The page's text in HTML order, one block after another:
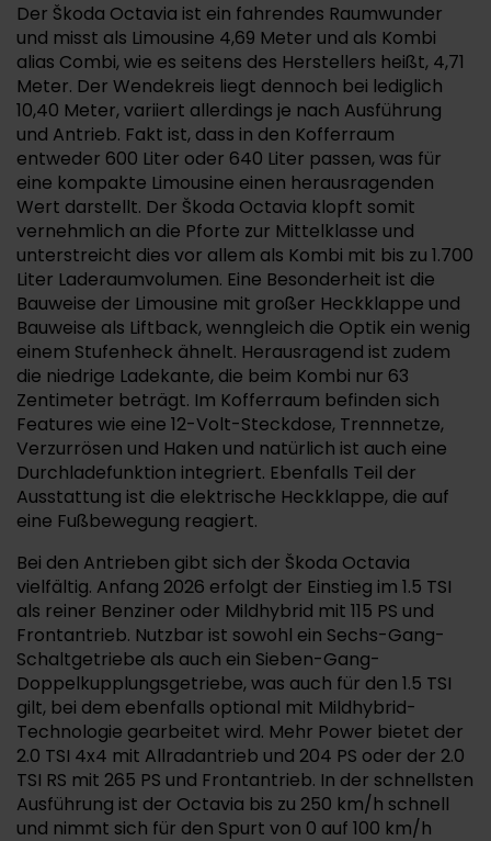
Der Škoda Octavia ist ein fahrendes Raumwunder
und misst als Limousine 4,69 Meter und als Kombi
alias Combi, wie es seitens des Herstellers heißt, 4,71
Meter. Der Wendekreis liegt dennoch bei lediglich
10,40 Meter, variiert allerdings je nach Ausführung
und Antrieb. Fakt ist, dass in den Kofferraum
entweder 600 Liter oder 640 Liter passen, was für
eine kompakte Limousine einen herausragenden
Wert darstellt. Der Škoda Octavia klopft somit
vernehmlich an die Pforte zur Mittelklasse und
unterstreicht dies vor allem als Kombi mit bis zu 1.700
Liter Laderaumvolumen. Eine Besonderheit ist die
Bauweise der Limousine mit großer Heckklappe und
Bauweise als Liftback, wenngleich die Optik ein wenig
einem Stufenheck ähnelt. Herausragend ist zudem
die niedrige Ladekante, die beim Kombi nur 63
Zentimeter beträgt. Im Kofferraum befinden sich
Features wie eine 12-Volt-Steckdose, Trennnetze,
Verzurrösen und Haken und natürlich ist auch eine
Durchladefunktion integriert. Ebenfalls Teil der
Ausstattung ist die elektrische Heckklappe, die auf
eine Fußbewegung reagiert.
Bei den Antrieben gibt sich der Škoda Octavia
vielfältig. Anfang 2026 erfolgt der Einstieg im 1.5 TSI
als reiner Benziner oder Mildhybrid mit 115 PS und
Frontantrieb. Nutzbar ist sowohl ein Sechs-Gang-
Schaltgetriebe als auch ein Sieben-Gang-
Doppelkupplungsgetriebe, was auch für den 1.5 TSI
gilt, bei dem ebenfalls optional mit Mildhybrid-
Technologie gearbeitet wird. Mehr Power bietet der
2.0 TSI 4x4 mit Allradantrieb und 204 PS oder der 2.0
TSI RS mit 265 PS und Frontantrieb. In der schnellsten
Ausführung ist der Octavia bis zu 250 km/h schnell
und nimmt sich für den Spurt von 0 auf 100 km/h